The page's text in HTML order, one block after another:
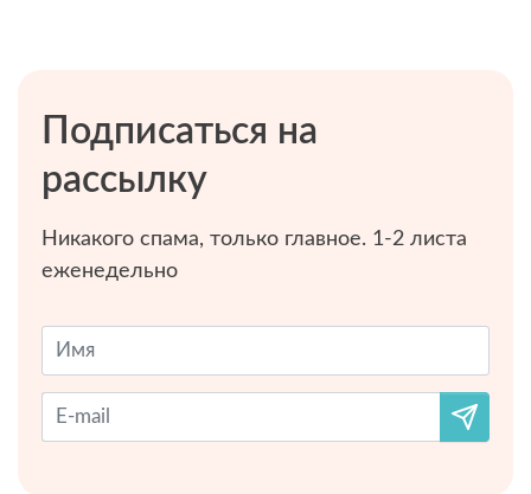
Подписаться на
рассылку
Никакого спама, только главное. 1-2 листа
еженедельно